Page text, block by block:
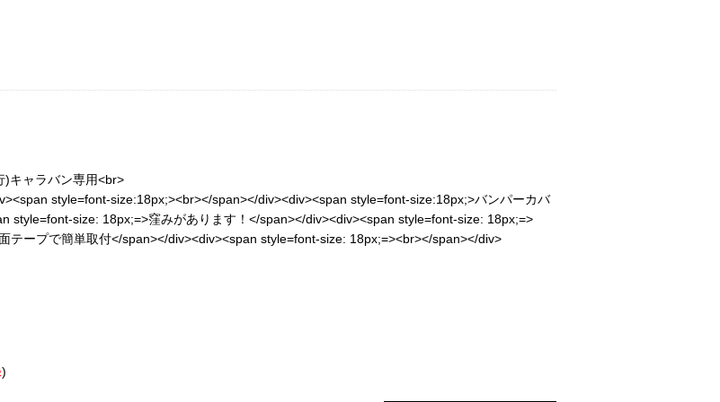
キャラバン専用<br>
style=font-size:18px;><br></span></div><div><span style=font-size:18px;>バンパーカバ
style=font-size: 18px;=>窪みがあります！</span></div><div><span style=font-size: 18px;=>
テープで簡単取付</span></div><div><span style=font-size: 18px;=><br></span></div>
)